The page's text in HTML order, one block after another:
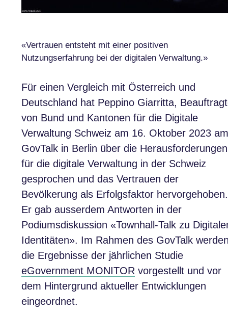
«Vertrauen entsteht mit einer positiven
Nutzungserfahrung bei der digitalen Verwaltung.»
Für einen Vergleich mit Österreich und
Deutschland hat Peppino Giarritta,
von Bund und Kantonen für die Digitale
Verwaltung Schweiz am 16. Oktober 2023 am
GovTalk in Berlin über die Herausforderungen
für die digitale Verwaltung in der Schweiz
gesprochen und das Vertrauen der
Bevölkerung als Erfolgsfaktor hervorgehoben.
Er gab ausserdem Antworten in der
Podiumsdiskussion «Townhall-Talk zu
Identitäten». Im Rahmen des GovTalk
die Ergebnisse der jährlichen Studie
eGovernment MONITOR vorgestellt und vor
dem Hintergrund aktueller Entwicklungen
eingeordnet.